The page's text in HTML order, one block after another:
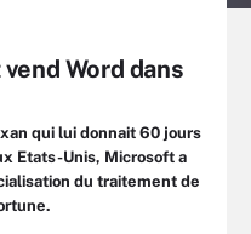
Word dans
qui lui donnait 60 jours
Etats-Unis, Microsoft a
du traitement de